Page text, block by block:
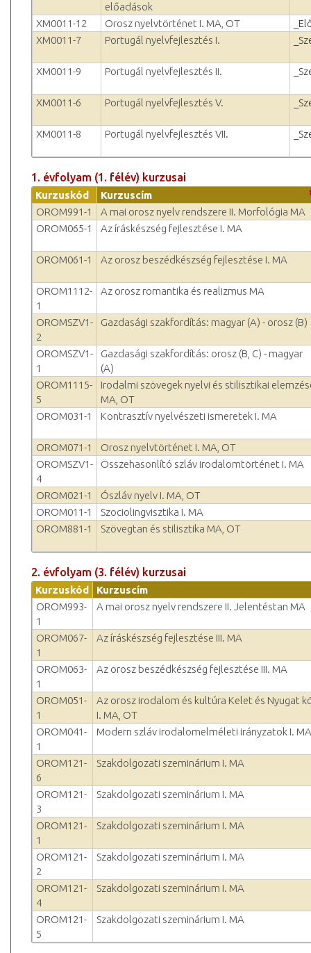
előadások
XM0011-12 Orosz nyelvtörténet I. MA, OT
XM0011-7
Portugál nyelvfejlesztés I.
XM0011-9 Portugál nyelvfejlesztés II.
XM0011-6 Portugál nyelvfejlesztés V.
XM0011-8 Portugál nyelvfejlesztés VII.
1. évfolyam (1. félév) kurzusai
Kurzuskód
Kurzuscím
OROM991-1
A mai orosz nyelv rendszere II. Morfológia MA
OROM065-1
Az íráskészség fejlesztése I. MA
OROM061-1 Az orosz beszédkészség fejlesztése I. MA
OROM1112-
1
Az orosz romantika és realizmus MA
OROMSZV1-
2
Gazdasági szakfordítás: magyar (A) - orosz (B)
OROMSZV1-
1
Gazdasági szakfordítás: orosz (B, C) - magyar
(A)
OROM1115-
5
Irodalmi szövegek nyelvi és stilisztikai
MA, OT
OROM031-1
Kontrasztív nyelvészeti ismeretek I. MA
OROM071-1
Orosz nyelvtörténet I. MA, OT
OROMSZV1-
4
Összehasonlító szláv irodalomtörténet I. MA
OROM021-1
Ószláv nyelv I. MA, OT
OROM011-1
Szociolingvisztika I. MA
OROM881-1
Szövegtan és stilisztika MA, OT
2. évfolyam (3. félév) kurzusai
Kurzuskód
Kurzuscím
OROM993-
1
A mai orosz nyelv rendszere II. Jelentéstan MA
OROM067-
1
Az íráskészség fejlesztése III. MA
OROM063-
1
Az orosz beszédkészség fejlesztése III. MA
OROM051-
1
Az orosz irodalom és kultúra Kelet és Nyugat
I. MA, OT
OROM041-
1
Modern szláv irodalomelméleti irányzatok I. MA
OROM121-
6
Szakdolgozati szeminárium I. MA
OROM121-
3
Szakdolgozati szeminárium I. MA
OROM121-
1
Szakdolgozati szeminárium I. MA
OROM121-
2
Szakdolgozati szeminárium I. MA
OROM121-
4
Szakdolgozati szeminárium I. MA
OROM121-
5
Szakdolgozati szeminárium I. MA